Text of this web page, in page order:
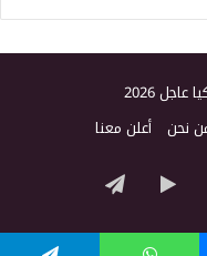
2026
نحن أعلن معنا
‏Google
Play
تيلقرام